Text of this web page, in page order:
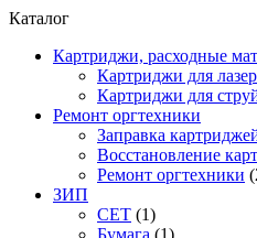
Каталог
Картриджи, расходные
Картриджи для
Картриджи для
Ремонт оргтехники
Заправка
Восстановление
Ремонт оргтехники
ЗИП
CET (1)
Бумага (1)